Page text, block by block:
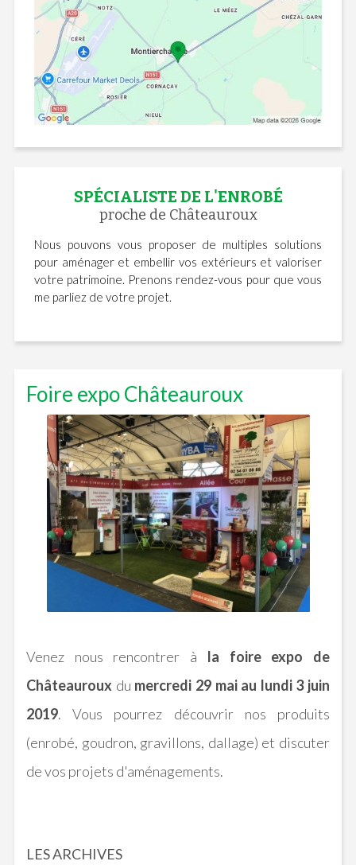
SPÉCIALISTE DE L'ENROBÉ
proche de Châteauroux
Nous pouvons vous proposer de multiples solutions
pour aménager et embellir vos extérieurs et valoriser
votre patrimoine. Prenons rendez-vous pour que vous
me parliez de votre projet.
Foire expo Châteauroux
Venez nous rencontrer à la foire expo de
Châteauroux du mercredi 29 mai au lundi 3 juin
2019. Vous pourrez découvrir nos produits
(enrobé, goudron, gravillons, dallage) et discuter
de vos projets d'aménagements.
LES ARCHIVES